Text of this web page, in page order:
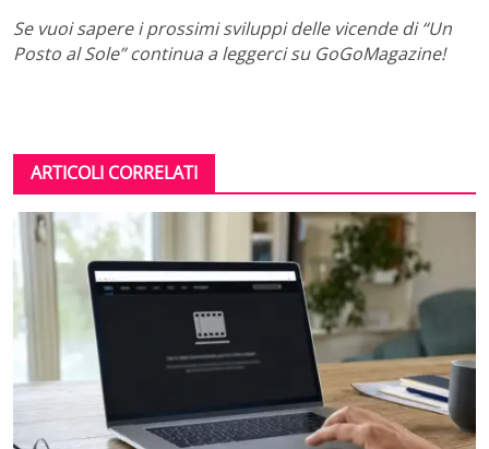
Se vuoi sapere i prossimi sviluppi delle vicende di “Un
Posto al Sole” continua a leggerci su GoGoMagazine!
ARTICOLI CORRELATI